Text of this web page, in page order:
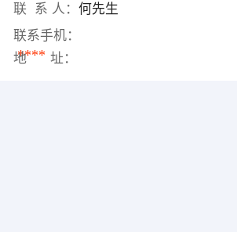
联 系 人： 何先生
联系手机：
****
地 址：